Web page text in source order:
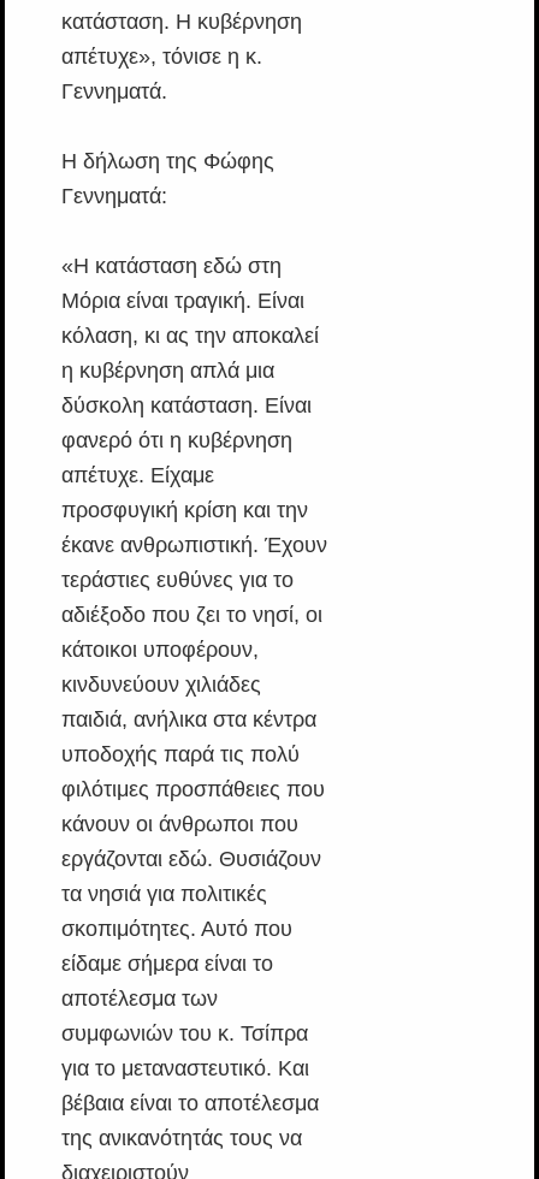
κατάσταση. Η κυβέρνηση
απέτυχε», τόνισε η κ.
Γεννηματά.
Η δήλωση της Φώφης
Γεννηματά:
«Η κατάσταση εδώ στη
Μόρια είναι τραγική. Είναι
κόλαση, κι ας την αποκαλεί
η κυβέρνηση απλά μια
δύσκολη κατάσταση. Είναι
φανερό ότι η κυβέρνηση
απέτυχε. Είχαμε
προσφυγική κρίση και την
έκανε ανθρωπιστική. Έχουν
τεράστιες ευθύνες για το
αδιέξοδο που ζει το νησί, οι
κάτοικοι υποφέρουν,
κινδυνεύουν χιλιάδες
παιδιά, ανήλικα στα κέντρα
υποδοχής παρά τις πολύ
φιλότιμες προσπάθειες που
κάνουν οι άνθρωποι που
εργάζονται εδώ. Θυσιάζουν
τα νησιά για πολιτικές
σκοπιμότητες. Αυτό που
είδαμε σήμερα είναι το
αποτέλεσμα των
συμφωνιών του κ. Τσίπρα
για το μεταναστευτικό. Και
βέβαια είναι το αποτέλεσμα
της ανικανότητάς τους να
διαχειριστούν